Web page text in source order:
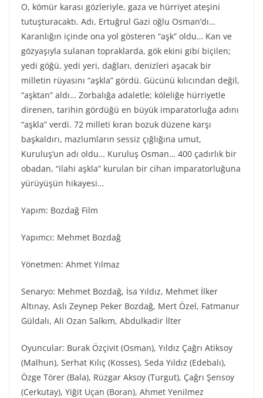
O, kömür karası gözleriyle, gaza ve hürriyet ateşini
tutuşturacaktı. Adı, Ertuğrul Gazi oğlu Osman’dı…
Karanlığın içinde ona yol gösteren “aşk” oldu… Kan ve
gözyaşıyla sulanan topraklarda, gök ekini gibi biçilen;
yedi göğü, yedi yeri, dağları, denizleri aşacak bir
milletin rüyasını “aşkla” gördü. Gücünü kılıcından değil,
“aşktan” aldı… Zorbalığa adaletle; köleliğe hürriyetle
direnen, tarihin gördüğü en büyük imparatorluğa adını
“aşkla” verdi. 72 milleti kıran bozuk düzene karşı
başkaldırı, mazlumların sessiz çığlığına umut,
Kuruluş’un adı oldu… Kuruluş Osman… 400 çadırlık bir
obadan, “ilahi aşkla” kurulan bir cihan imparatorluğuna
yürüyüşün hikayesi…
Yapım: Bozdağ Film
Yapımcı: Mehmet Bozdağ
Yönetmen: Ahmet Yılmaz
Senaryo: Mehmet Bozdağ, İsa Yıldız, Mehmet İlker
Altınay, Aslı Zeynep Peker Bozdağ, Mert Özel, Fatmanur
Güldalı, Ali Ozan Salkım, Abdulkadir İlter
Oyuncular: Burak Özçivit (Osman), Yıldız Çağrı Atiksoy
(Malhun), Serhat Kılıç (Kosses), Seda Yıldız (Edebalı),
Özge Törer (Bala), Rüzgar Aksoy (Turgut), Çağrı Şensoy
(Cerkutay), Yiğit Uçan (Boran), Ahmet Yenilmez